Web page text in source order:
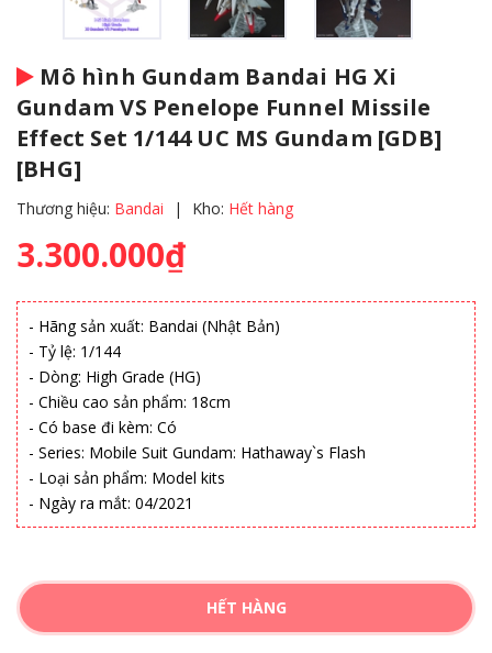
Mô hình Gundam Bandai HG Xi
Gundam VS Penelope Funnel Missile
Effect Set 1/144 UC MS Gundam [GDB]
[BHG]
Thương hiệu: Bandai | Kho: Hết hàng
3.300.000₫
- Hãng sản xuất: Bandai (Nhật Bản)
- Tỷ lệ: 1/144
- Dòng: High Grade (HG)
- Chiều cao sản phẩm: 18cm
- Có base đi kèm: Có
- Series: Mobile Suit Gundam: Hathaway`s Flash
- Loại sản phẩm: Model kits
- Ngày ra mắt: 04/2021
HẾT HÀNG